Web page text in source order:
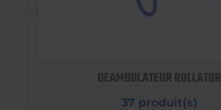
DEAMBULATEUR ROLLATOR
37 produit(s)